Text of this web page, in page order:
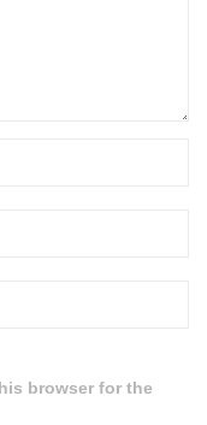
browser for the